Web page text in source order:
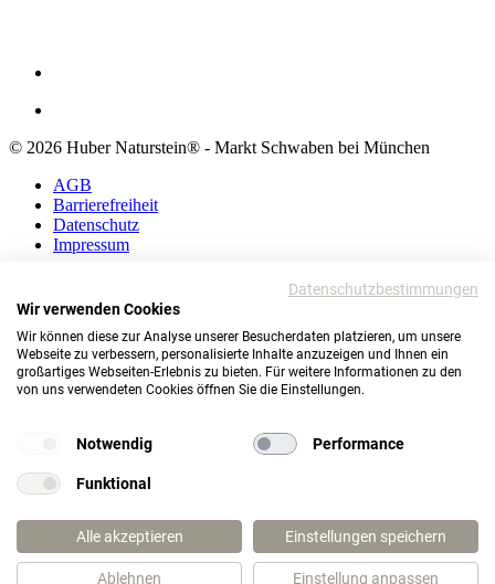
© 2026 Huber Naturstein® - Markt Schwaben bei München
AGB
Barrierefreiheit
Datenschutz
Impressum
Barrierefreiheit
Impressum
© 2026 Huber Naturstein®
Markt Schwaben bei München
Datenschutzbestimmungen
Wir verwenden Cookies
Wir können diese zur Analyse unserer Besucherdaten platzieren, um unsere
Webseite zu verbessern, personalisierte Inhalte anzuzeigen und Ihnen ein
großartiges Webseiten-Erlebnis zu bieten. Für weitere Informationen zu den
von uns verwendeten Cookies öffnen Sie die Einstellungen.
Notwendig Performance
Funktional
Alle akzeptieren Einstellungen speichern
Ablehnen Einstellung anpassen